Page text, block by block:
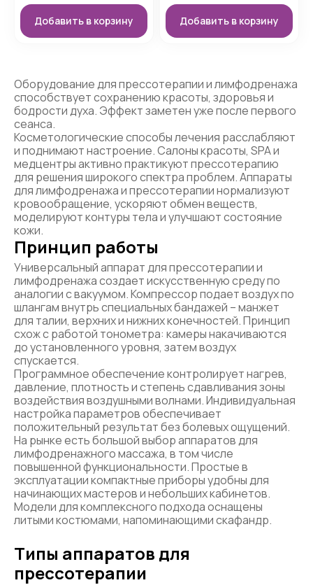
Добавить в корзину Добавить в корзину
Оборудование для прессотерапии и лимфодренажа
способствует сохранению красоты, здоровья и
бодрости духа. Эффект заметен уже после первого
сеанса.
Косметологические способы лечения расслабляют
и поднимают настроение. Салоны красоты, SPA и
медцентры активно практикуют прессотерапию
для решения широкого спектра проблем. Аппараты
для лимфодренажа и прессотерапии нормализуют
кровообращение, ускоряют обмен веществ,
моделируют контуры тела и улучшают состояние
кожи.
Принцип работы
Универсальный аппарат для прессотерапии и
лимфодренажа создает искусственную среду по
аналогии с вакуумом. Компрессор подает воздух по
шлангам внутрь специальных бандажей – манжет
для талии, верхних и нижних конечностей. Принцип
схож с работой тонометра: камеры накачиваются
до установленного уровня, затем воздух
спускается.
Программное обеспечение контролирует нагрев,
давление, плотность и степень сдавливания зоны
воздействия воздушными волнами. Индивидуальная
настройка параметров обеспечивает
положительный результат без болевых ощущений.
На рынке есть большой выбор аппаратов для
лимфодренажного массажа, в том числе
повышенной функциональности. Простые в
эксплуатации компактные приборы удобны для
начинающих мастеров и небольших кабинетов.
Модели для комплексного подхода оснащены
литыми костюмами, напоминающими скафандр.
Типы аппаратов для
прессотерапии